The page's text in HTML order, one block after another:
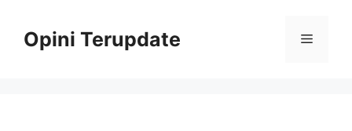
contentOpini Terupdate Menu